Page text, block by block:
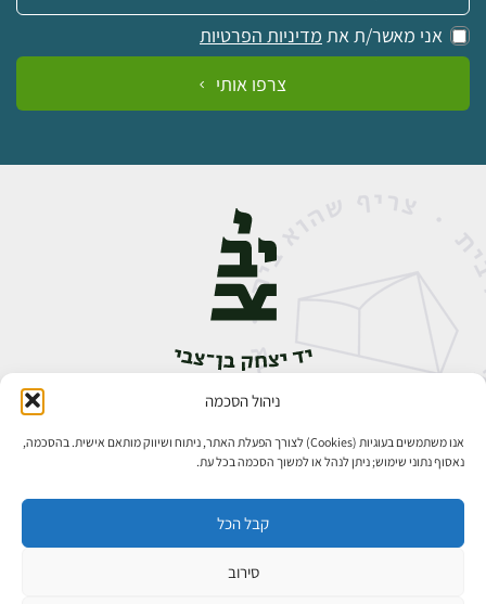
ניהול הסכמה
אנו משתמשים בעוגיות (Cookies) לצורך הפעלת האתר, ניתוח ושיווק מותאם אישית. בהסכמה,
נאסוף נתוני שימוש; ניתן לנהל או למשוך הסכמה בכל עת.
קבל הכל
סירוב
אני מאשר/ת את מדיניות הפרטיות
צרפו אותי
אבן גבירול 14, רחביה, ירושלים